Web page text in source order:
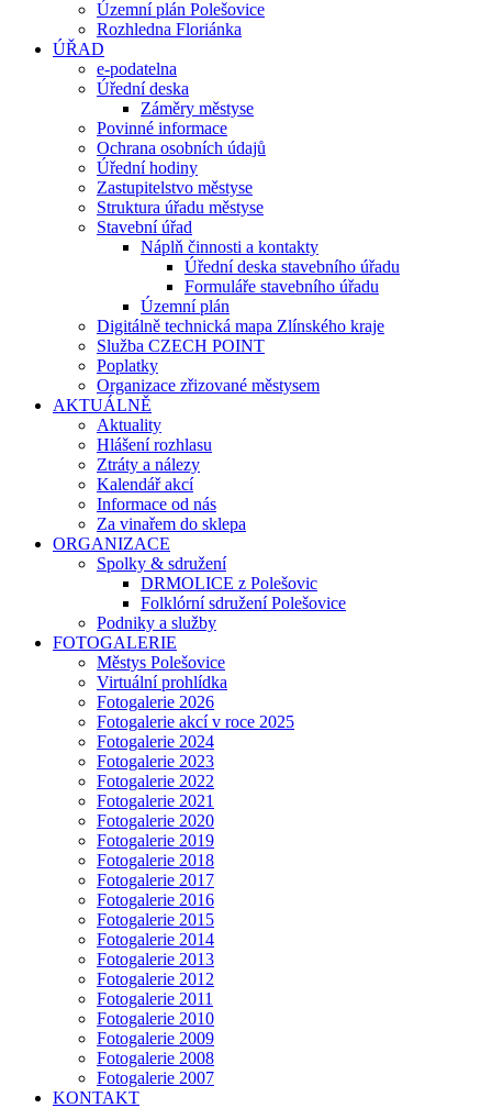
Územní plán Polešovice
Rozhledna Floriánka
ÚŘAD
e-podatelna
Úřední deska
Záměry městyse
Povinné informace
Ochrana osobních údajů
Úřední hodiny
Zastupitelstvo městyse
Struktura úřadu městyse
Stavební úřad
Náplň činnosti a kontakty
Úřední deska stavebního úřadu
Formuláře stavebního úřadu
Územní plán
Digitálně technická mapa Zlínského kraje
Služba CZECH POINT
Poplatky
Organizace zřizované městysem
AKTUÁLNĚ
Aktuality
Hlášení rozhlasu
Ztráty a nálezy
Kalendář akcí
Informace od nás
Za vinařem do sklepa
ORGANIZACE
Spolky & sdružení
DRMOLICE z Polešovic
Folklórní sdružení Polešovice
Podniky a služby
FOTOGALERIE
Městys Polešovice
Virtuální prohlídka
Fotogalerie 2026
Fotogalerie akcí v roce 2025
Fotogalerie 2024
Fotogalerie 2023
Fotogalerie 2022
Fotogalerie 2021
Fotogalerie 2020
Fotogalerie 2019
Fotogalerie 2018
Fotogalerie 2017
Fotogalerie 2016
Fotogalerie 2015
Fotogalerie 2014
Fotogalerie 2013
Fotogalerie 2012
Fotogalerie 2011
Fotogalerie 2010
Fotogalerie 2009
Fotogalerie 2008
Fotogalerie 2007
KONTAKT